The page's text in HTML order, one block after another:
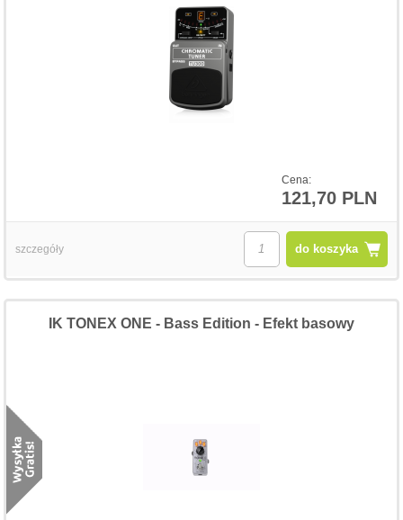
Cena:
121,70 PLN
do koszyka
szczegóły
IK TONEX ONE - Bass Edition - Efekt basowy